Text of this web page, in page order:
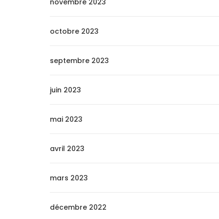
novembre 2023
octobre 2023
septembre 2023
juin 2023
mai 2023
avril 2023
mars 2023
décembre 2022